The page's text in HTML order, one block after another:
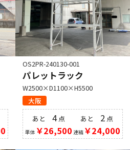
OS2PR-240130-001
パレットラック
W2500×D1100×H5500
大阪
あと4点
単体 ￥26,500
あと 2点
連結￥24,000